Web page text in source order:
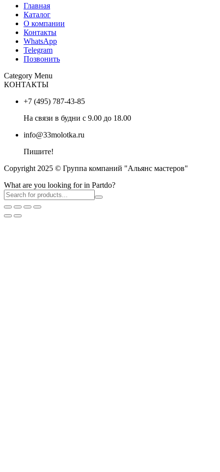
Главная
Каталог
О компании
Контакты
WhatsApp
Telegram
Позвонить
Category Menu
КОНТАКТЫ
+7 (495) 787-43-85
На связи в будни с 9.00 до 18.00
info@33molotka.ru
Пишите!
Copyright 2025 © Группа компаний "Альянс мастеров"
What are you looking for in Partdo?